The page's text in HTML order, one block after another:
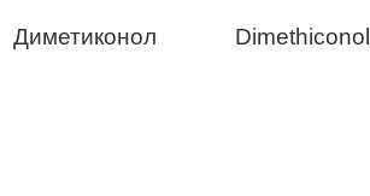
Диметиконол Dimethiconol